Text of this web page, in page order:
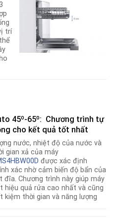
trí
45º-65º: Chương trình tự
cho kết quả tốt nhất
nước, nhiệt độ của nước và
gian xả của máy
được xác định
xác nhờ cảm biến độ bẩn của
đĩa. Chương trình này giúp máy
hiệu quả rửa cao nhất và cũng
kiệm thời gian và năng lượng